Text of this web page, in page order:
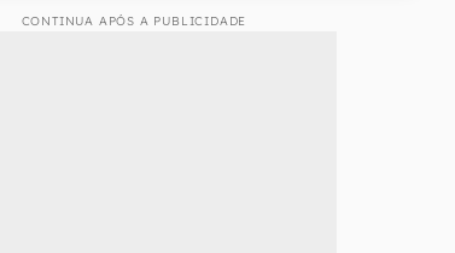
CONTINUA APÓS A PUBLICIDADE